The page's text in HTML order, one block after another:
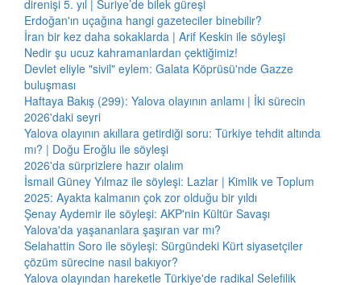
direnişi 5. yıl | Suriye’de bilek güreşi
Erdoğan'ın uçağına hangi gazeteciler binebilir?
İran bir kez daha sokaklarda | Arif Keskin ile söyleşi
Nedir şu ucuz kahramanlardan çektiğimiz!
Devlet eliyle "sivil" eylem: Galata Köprüsü'nde Gazze
buluşması
Haftaya Bakış (299): Yalova olayının anlamı | İki sürecin
2026'daki seyri
Yalova olayının akıllara getirdiği soru: Türkiye tehdit altında
mı? | Doğu Eroğlu ile söyleşi
2026'da sürprizlere hazır olalım
İsmail Güney Yılmaz ile söyleşi: Lazlar | Kimlik ve Toplum
2025: Ayakta kalmanın çok zor olduğu bir yıldı
Şenay Aydemir ile söyleşi: AKP'nin Kültür Savaşı
Yalova'da yaşananlara şaşıran var mı?
Selahattin Soro ile söyleşi: Sürgündeki Kürt siyasetçiler
çözüm sürecine nasıl bakıyor?
Yalova olayından hareketle Türkiye'de radikal Selefilik